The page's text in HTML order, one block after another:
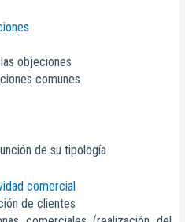
objeciones
comunes
de su tipología
comercial
de clientes